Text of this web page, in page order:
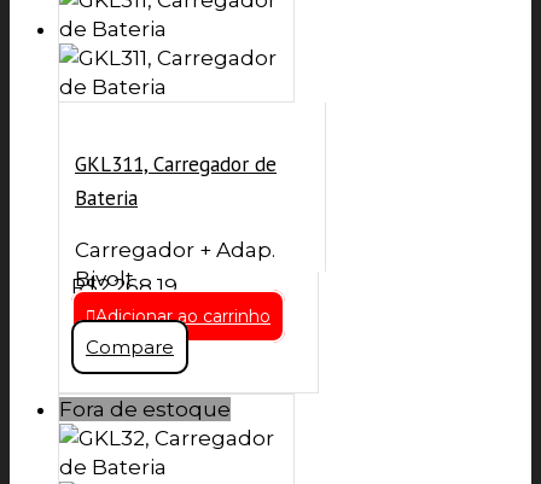
GKL311, Carregador de
Bateria
Carregador + Adap.
Bivolt
R$2.268,19
R$2.268,19
Adicionar ao carrinho
Compare
Fora de estoque